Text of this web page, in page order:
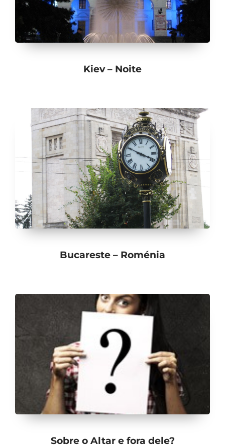
Kiev – Noite
Bucareste – Roménia
Sobre o Altar e fora dele?